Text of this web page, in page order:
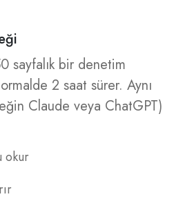
sayfalık bir denetim
2 saat sürer. Aynı
Claude veya ChatGPT)
okur